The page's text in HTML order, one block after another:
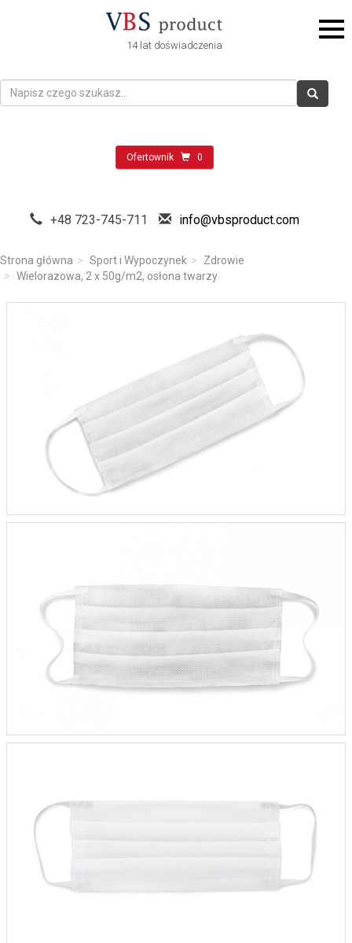
14 lat doświadczenia
Ofertownik 0
+48 723-745-711 info@vbsproduct.com
Strona główna Sport i Wypoczynek
Zdrowie
Wielorazowa, 2 x 50g/m2, osłona twarzy